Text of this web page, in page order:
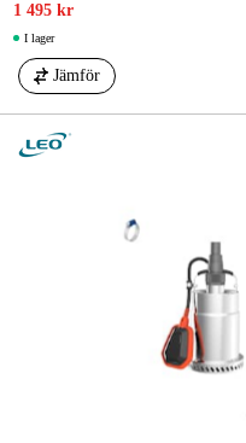
1 495 kr
I lager
Jämför